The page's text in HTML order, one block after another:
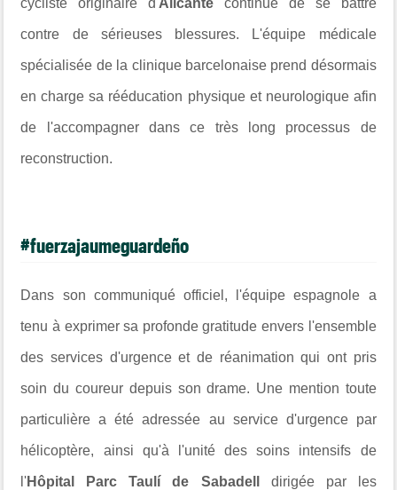
cycliste originaire d'Alicante continue de se battre
contre de sérieuses blessures. L'équipe médicale
spécialisée de la clinique barcelonaise prend désormais
en charge sa rééducation physique et neurologique afin
de l'accompagner dans ce très long processus de
reconstruction.
#fuerzajaumeguardeño
Dans son communiqué officiel, l'équipe espagnole a
tenu à exprimer sa profonde gratitude envers l'ensemble
des services d'urgence et de réanimation qui ont pris
soin du coureur depuis son drame. Une mention toute
particulière a été adressée au service d'urgence par
hélicoptère, ainsi qu'à l'unité des soins intensifs de
l'Hôpital Parc Taulí de Sabadell dirigée par les